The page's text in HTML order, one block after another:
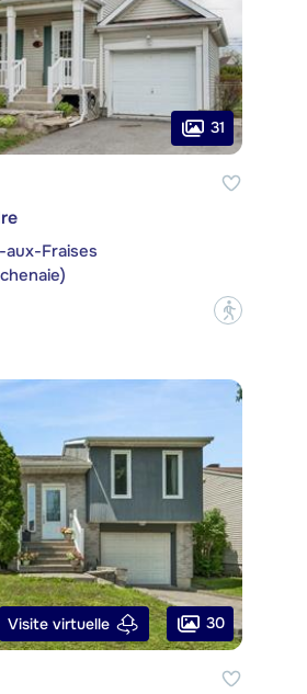
31
aux-Fraises
?
Visite virtuelle 30